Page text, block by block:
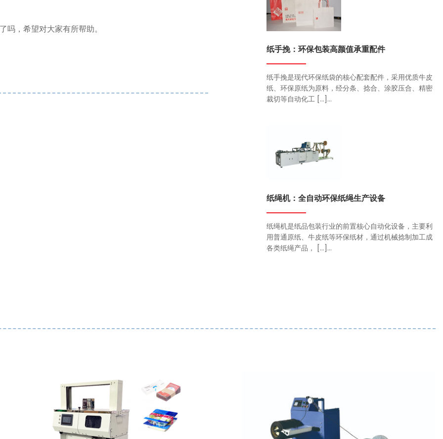
，希望对大家有所帮助。
纸手挽：环保包装高颜值承重配件
纸手挽是现代环保纸袋的核心配套配件，采用优质牛皮
纸、环保原纸为原料，经分条、捻合、涂胶压合、精密
裁切等自动化工 […]...
纸绳机：全自动环保纸绳生产设备
纸绳机是纸品包装行业的前置核心自动化设备，主要利
用普通原纸、牛皮纸等环保纸材，通过机械捻制加工成
各类纸绳产品， […]...